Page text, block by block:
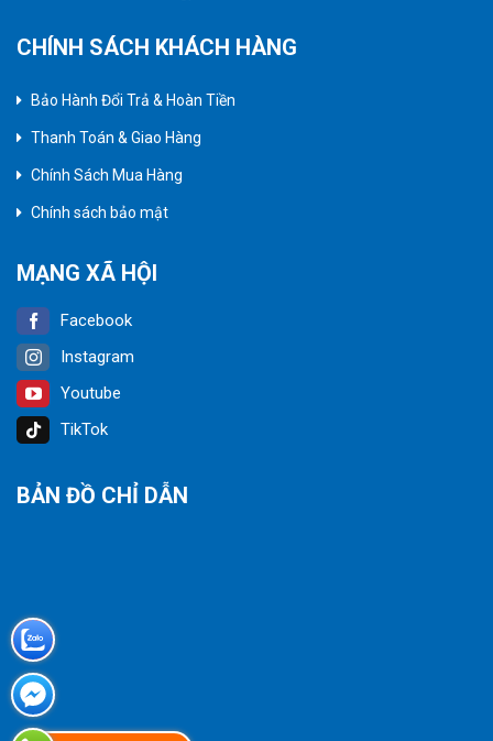
CHÍNH SÁCH KHÁCH HÀNG
Bảo Hành Đổi Trả & Hoàn Tiền
Thanh Toán & Giao Hàng
Chính Sách Mua Hàng
Chính sách bảo mật
MẠNG XÃ HỘI
Facebook
Instagram
Youtube
TikTok
BẢN ĐỒ CHỈ DẪN